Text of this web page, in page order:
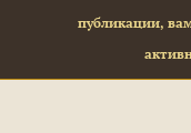
публикации,